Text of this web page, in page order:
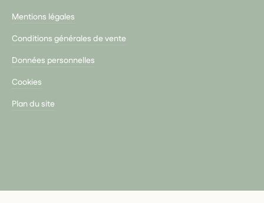
Mentions légales
Conditions générales de vente
Données personnelles
Cookies
Plan du site